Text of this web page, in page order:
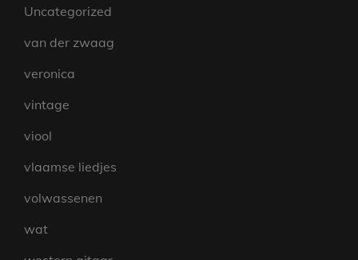
Uncategorized
van der zwaag
veronica
vintage
viool
vlaamse liedjes
volwassenen
wat